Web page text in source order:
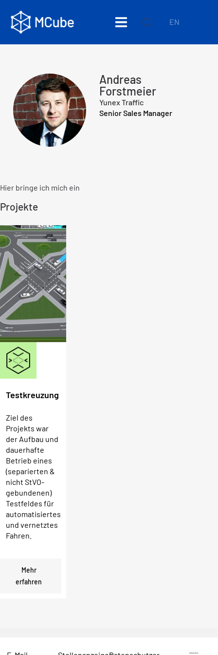
EN
Andreas
Forstmeier
Yunex Traffic
Senior Sales Manager
Hier bringe ich mich ein
Projekte
Testkreuzung
Ziel des
Projekts war
der Aufbau und
dauerhafte
Betrieb eines
(separierten &
nicht StVO-
gebundenen)
Testfeldes für
automatisiertes
und vernetztes
Fahren.
Mehr
erfahren